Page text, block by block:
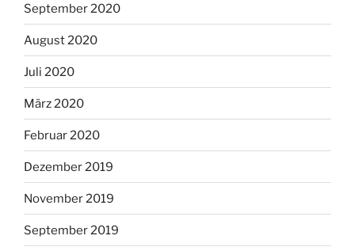
September 2020
August 2020
Juli 2020
März 2020
Februar 2020
Dezember 2019
November 2019
September 2019